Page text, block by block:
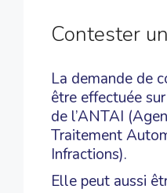
Contester
La demande de
être effectuée
de l’ANTAI
Traitement
Infractions).
Elle peut aussi